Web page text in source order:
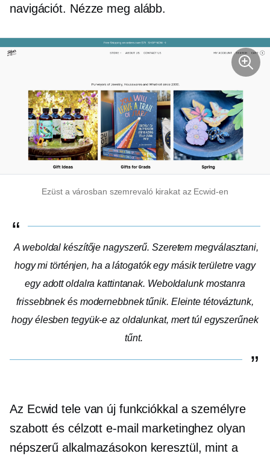
navigációt. Nézze meg alább.
Ezüst a városban szemrevaló kirakat az Ecwid-en
A weboldal készítője nagyszerű. Szeretem megválasztani,
hogy mi történjen, ha a látogatók egy másik területre vagy
egy adott oldalra kattintanak. Weboldalunk mostanra
frissebbnek és modernebbnek tűnik. Eleinte tétováztunk,
hogy élesben tegyük-e az oldalunkat, mert túl egyszerűnek
tűnt.
Az Ecwid tele van új funkciókkal a személyre
szabott és célzott e-mail marketinghez olyan
népszerű alkalmazásokon keresztül, mint a